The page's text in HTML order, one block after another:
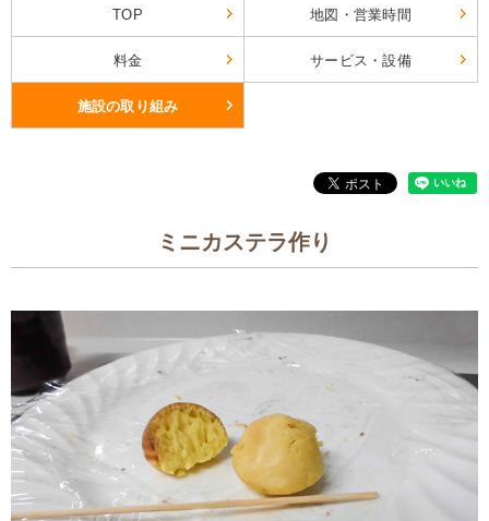
TOP 地図・営業時間
料金 サービス・設備
施設の取り組み
ミニカステラ作り